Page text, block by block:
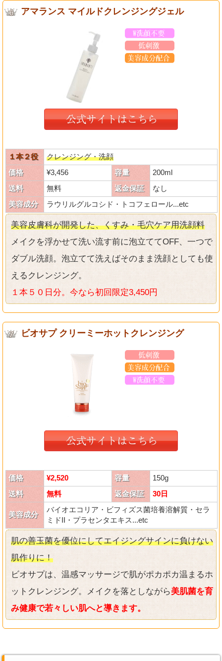
アマランス マイルドクレンジングジェル
１本２役
クレンジング・洗顔
価格
¥3,456 容量
200ml
送料
無料 返金保証
なし
美容成分
ラウリルグルコシド・トコフェロール...etc
美容皮膚科が開発した、くすみ・毛穴ケア用洗顔料
メイクを浮かせて洗い流す前に泡立ててOFF、一つで
ダブル洗顔。泡立てて洗えばそのまま洗顔としても使
えるクレンジング。
１本５０日分。今なら初回限定3,450円
ビオサプ クリーミーホットクレンジング
価格 ¥2,520 容量
150g
送料
無料 返金保証 30日
美容成分
バイオエコリア・ビフィズス菌培養溶解質・セラ
ミドII・プラセンタエキス...etc
肌の善玉菌を優位にしてエイジングサインに負けない
肌作りに！
ビオサプは、温感マッサージで肌がポカポカ温まるホ
ットクレンジング。メイクを落としながら美肌菌を育
み健康で若々しい肌へと導きます。